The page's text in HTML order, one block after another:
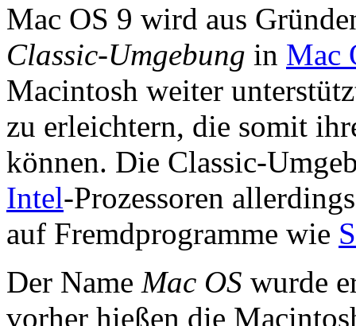
Mac OS 9 wird aus
Classic-Umgebung in Mac
Macintosh weiter
zu erleichtern, die somit
können. Die Classic-
Intel-Prozessoren
auf Fremdprogramme wie
Der Name Mac OS wurde
vorher hießen die